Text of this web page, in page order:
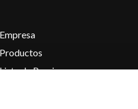
Empresa
Productos
Lista de Precios